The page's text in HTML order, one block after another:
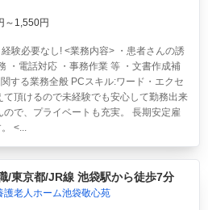
～1,550円
験必要なし! <業務内容> ・患者さんの誘
・電話対応 ・事務作業 等 ・文書作成補
する業務全般 PCスキル:ワード・エクセ
頂けるので未経験でも安心して勤務出来
で、プライベートも充実。 長期安定雇
<...
/東京都/JR線 池袋駅から徒歩7分
老人ホーム池袋敬心苑